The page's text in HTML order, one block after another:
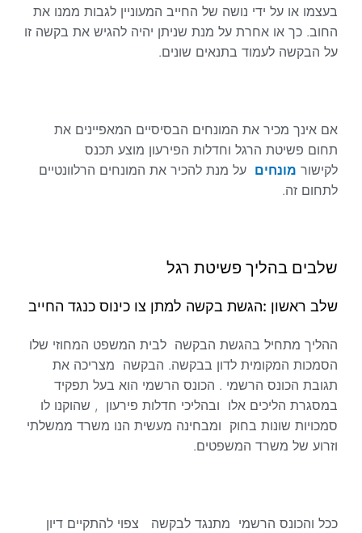
בעצמו או על ידי נושה של החייב המעוניין לגבות ממנו את
החוב. כך או אחרת על מנת שניתן יהיה להגיש את בקשה זו
על הבקשה לעמוד בתנאים שונים.
אם אינך מכיר את המונחים הבסיסיים המאפיינים את
תחום פשיטת הרגל וחדלות הפירעון מוצע תכנס
לקישור מונחים על מנת להכיר את המונחים הרלוונטיים
לתחום זה.
שלבים בהליך פשיטת רגל
שלב ראשון :הגשת בקשה למתן צו כינוס כנגד החייב
ההליך מתחיל בהגשת הבקשה לבית המשפט המחוזי שלו
הסמכות המקומית לדון בבקשה. הבקשה מצריכה את
תגובת הכונס הרשמי . הכונס הרשמי הוא בעל תפקיד
במסגרת הליכים אלו ובהליכי חדלות פירעון , שהוקנו לו
סמכויות שונות בחוק ומבחינה מעשית הנו משרד ממשלתי
וזרוע של משרד המשפטים.
ככל והכונס הרשמי מתנגד לבקשה צפוי להתקיים דיון